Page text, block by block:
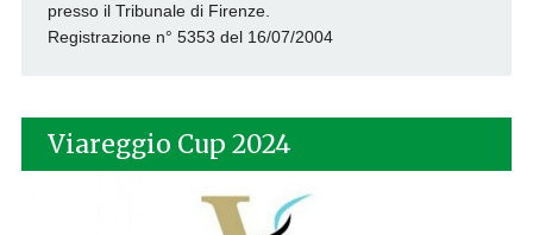
presso il Tribunale di Firenze.
Registrazione n° 5353 del 16/07/2004
Viareggio Cup 2024